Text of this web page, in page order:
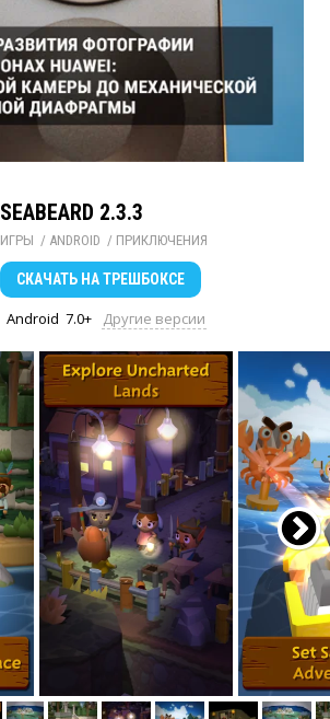
SEABEARD 2.3.3
ИГРЫ / ANDROID / ПРИКЛЮЧЕНИЯ
СКАЧАТЬ НА ТРЕШБОКСЕ
Android 7.0+ Другие версии